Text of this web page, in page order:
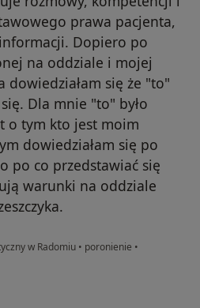
prawa pacjenta,
Dopiero po
na oddziale i mojej
się że "to"
Dla mnie "to" było
o tym kto jest moim
dowiedziałam się po
po co przedstawiać się
warunki na oddziale
w Radomiu • poronienie •